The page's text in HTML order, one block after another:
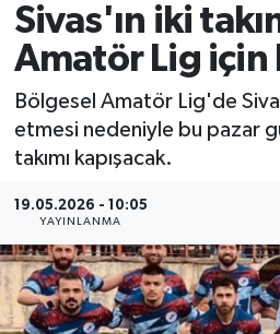
Sivas'ın iki
Amatör Lig için
Bölgesel Amatör Lig'de
etmesi nedeniyle bu pazar
takımı kapışacak.
19.05.2026 - 10:05
YAYINLANMA
GÜNCEL
KÜLTÜR
MAGAZİN
RESMİ İLANLAR
SAĞLIK
Son Dakika Haberleri
Haber Arşivi